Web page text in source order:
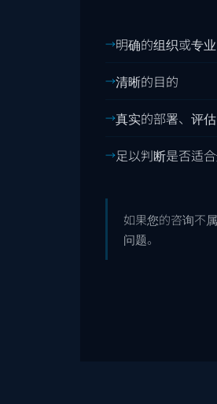
明确的组织或专
清晰的目的
真实的部署、评
足以判断是否适
如果您的咨询不
问题。